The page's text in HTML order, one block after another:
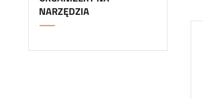
NARZĘDZIA